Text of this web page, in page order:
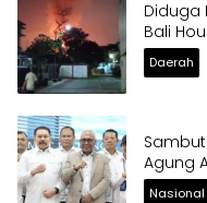
Diduga
Bali
Daerah
Agung
Nasional